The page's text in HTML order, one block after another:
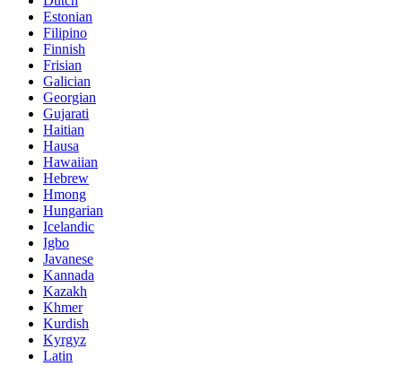
Estonian
Filipino
Finnish
Frisian
Galician
Georgian
Gujarati
Haitian
Hausa
Hawaiian
Hebrew
Hmong
Hungarian
Icelandic
Igbo
Javanese
Kannada
Kazakh
Khmer
Kurdish
Kyrgyz
Latin